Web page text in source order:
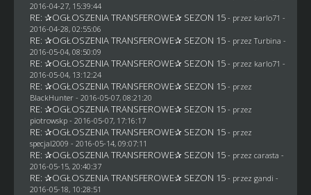
2016-04-27, 15:39:44
RE: ✰OGŁOSZENIA TRANSFEROWE✰ SEZON 15 - przez karlo71 -
2016-04-28, 02:55:06
RE: ✰OGŁOSZENIA TRANSFEROWE✰ SEZON 15 - przez Turbina -
2016-05-04, 08:50:09
RE: ✰OGŁOSZENIA TRANSFEROWE✰ SEZON 15 - przez karlo71 -
2016-05-04, 13:12:24
RE: ✰OGŁOSZENIA TRANSFEROWE✰ SEZON 15 - przez
BlackHunter- 2016-05-07, 08:21:20
RE: ✰OGŁOSZENIA TRANSFEROWE✰ SEZON 15 - przez
piotrowskp- 2016-05-07, 17:16:17
RE: ✰OGŁOSZENIA TRANSFEROWE✰ SEZON 15 - przez
specjal2009 - 2016-05-14, 09:07:11
RE: ✰OGŁOSZENIA TRANSFEROWE✰ SEZON 15 - przez carasta -
2016-05-15, 20:40:37
RE: ✰OGŁOSZENIA TRANSFEROWE✰ SEZON 15 - przez gandi -
2016-05-18, 10:28:51